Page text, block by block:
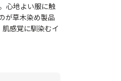
心地よい服に触
が草木染め製品
感覚に馴染むイ